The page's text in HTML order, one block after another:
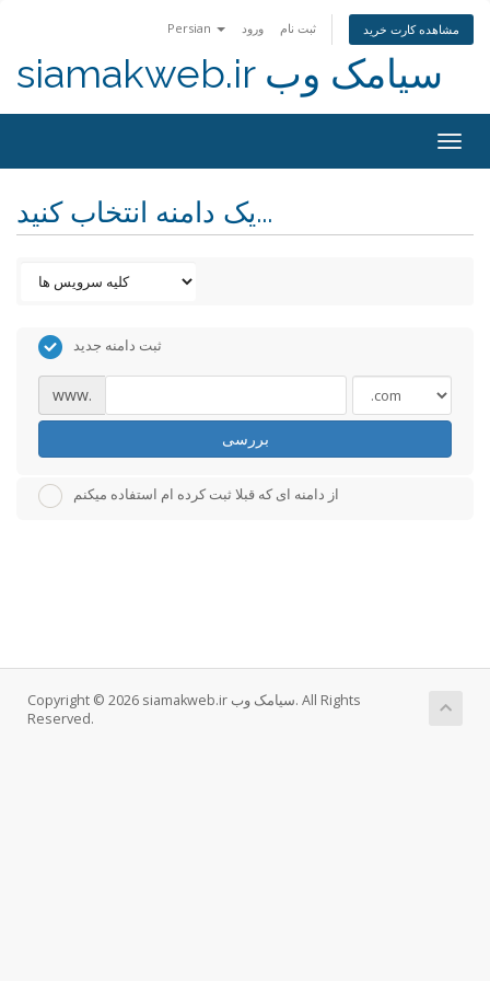
Persian ورود ثبت نام مشاهده کارت خرید
siamakweb.ir سیامک وب
یک دامنه انتخاب کنید...
ثبت دامنه جدید
www.
بررسی
از دامنه ای که قبلا ثبت کرده ام استفاده میکنم
Copyright © 2026 siamakweb.ir سیامک وب. All Rights
Reserved.